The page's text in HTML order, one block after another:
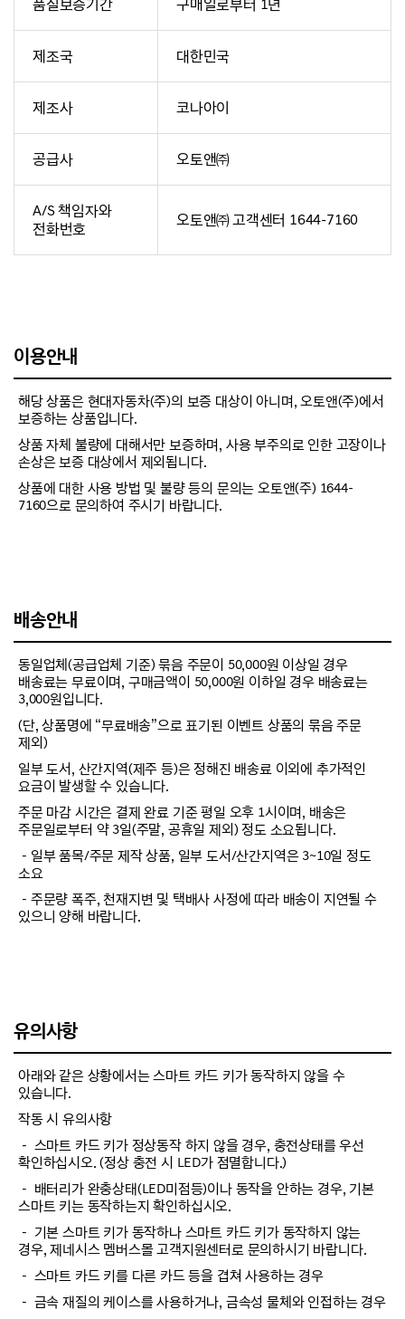
품질보증기간 구매일로부터 1년
제조국 대한민국
제조사 코나아이
공급사 오토앤㈜
A/S 책임자와
전화번호
오토앤㈜ 고객센터 1644-7160
이용안내
해당 상품은 현대자동차(주)의 보증 대상이 아니며, 오토앤(주)에서
보증하는 상품입니다.
상품 자체 불량에 대해서만 보증하며, 사용 부주의로 인한 고장이나
손상은 보증 대상에서 제외됩니다.
상품에 대한 사용 방법 및 불량 등의 문의는 오토앤(주) 1644-
7160으로 문의하여 주시기 바랍니다.
배송안내
동일업체(공급업체 기준) 묶음 주문이 50,000원 이상일 경우
배송료는 무료이며, 구매금액이 50,000원 이하일 경우 배송료는
3,000원입니다.
(단, 상품명에 “무료배송”으로 표기된 이벤트 상품의 묶음 주문
제외)
일부 도서, 산간지역(제주 등)은 정해진 배송료 이외에 추가적인
요금이 발생할 수 있습니다.
주문 마감 시간은 결제 완료 기준 평일 오후 1시이며, 배송은
주문일로부터 약 3일(주말, 공휴일 제외) 정도 소요됩니다.
－일부 품목/주문 제작 상품, 일부 도서/산간지역은 3~10일 정도
소요
－주문량 폭주, 천재지변 및 택배사 사정에 따라 배송이 지연될 수
있으니 양해 바랍니다.
유의사항
아래와 같은 상황에서는 스마트 카드 키가 동작하지 않을 수
있습니다.
작동 시 유의사항
－ 스마트 카드 키가 정상동작 하지 않을 경우, 충전상태를 우선
확인하십시오. (정상 충전 시 LED가 점멸합니다.)
－ 배터리가 완충상태(LED미점등)이나 동작을 안하는 경우, 기본
스마트 키는 동작하는지 확인하십시오.
－ 기본 스마트 키가 동작하나 스마트 카드 키가 동작하지 않는
경우, 제네시스 멤버스몰 고객지원센터로 문의하시기 바랍니다.
－ 스마트 카드 키를 다른 카드 등을 겹쳐 사용하는 경우
－ 금속 재질의 케이스를 사용하거나, 금속성 물체와 인접하는 경우